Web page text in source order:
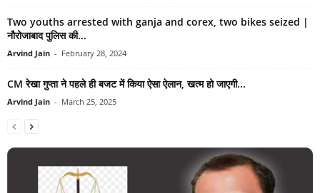
Two youths arrested with ganja and corex, two bikes seized |
नौरोजाबाद पुलिस की...
Arvind Jain - February 28, 2024
CM रेखा गुप्‍ता ने पहले ही बजट में किया ऐसा ऐलान, खत्‍म हो जाएगी...
Arvind Jain - March 25, 2025